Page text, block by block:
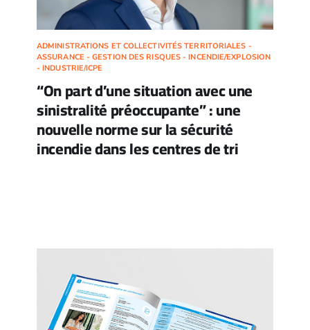
ADMINISTRATIONS ET COLLECTIVITÉS TERRITORIALES -
ASSURANCE - GESTION DES RISQUES - INCENDIE/EXPLOSION
- INDUSTRIE/ICPE
“On part d’une situation avec une
sinistralité préoccupante” : une
nouvelle norme sur la sécurité
incendie dans les centres de tri